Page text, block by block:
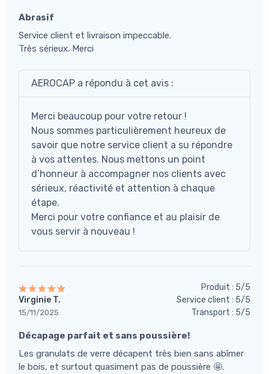
Abrasif
Service client et livraison impeccable.
Très sérieux. Merci
AEROCAP a répondu à cet avis :
Merci beaucoup pour votre retour !
Nous sommes particulièrement heureux de
savoir que notre service client a su répondre
à vos attentes. Nous mettons un point
d’honneur à accompagner nos clients avec
sérieux, réactivité et attention à chaque
étape.
Merci pour votre confiance et au plaisir de
vous servir à nouveau !
Virginie T.
15/11/2025
Produit : 5/5
Service client : 5/5
Transport : 5/5
Décapage parfait et sans poussière!
Les granulats de verre décapent très bien sans abîmer
le bois, et surtout quasiment pas de poussière 🤩.